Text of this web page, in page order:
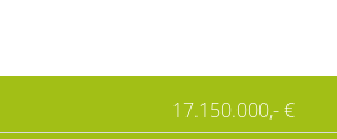
17.150.000,- €